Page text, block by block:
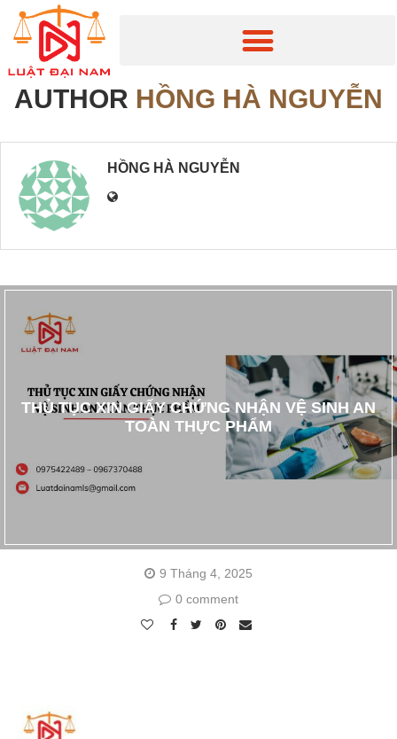
AUTHOR HỒNG HÀ NGUYỄN
HỒNG HÀ NGUYỄN
THỦ TỤC XIN GIẤY CHỨNG NHẬN VỆ SINH AN
TOÀN THỰC PHẨM
9 Tháng 4, 2025
0 comment